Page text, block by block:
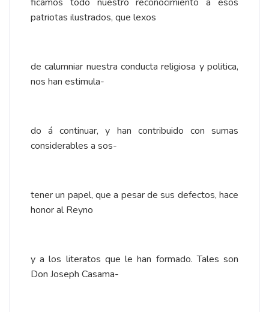
patriotas ilustrados, que lexos
de calumniar nuestra conducta religiosa y politica,
nos han estimula-
do á continuar, y han contribuido con sumas
considerables a sos-
tener un papel, que a pesar de sus defectos, hace
honor al Reyno
y a los literatos que le han formado. Tales son
Don Joseph Casama-